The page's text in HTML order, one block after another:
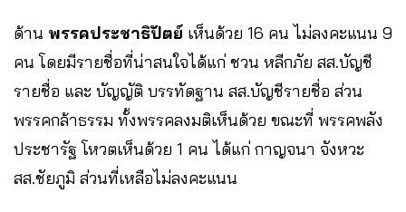
ด้าน พรรคประชาธิปัตย์ เห็นด้วย 16 คน ไม่ลงคะแนน 9
คน โดยมีรายชื่อที่น่าสนใจได้แก่ ชวน หลีกภัย สส.บัญชี
รายชื่อ และ บัญญัติ บรรทัดฐาน สส.บัญชีรายชื่อ ส่วน
พรรคกล้าธรรม ทั้งพรรคลงมติเห็นด้วย ขณะที่ พรรคพลัง
ประชารัฐ โหวตเห็นด้วย 1 คน ได้แก่ กาญจนา จังหวะ
สส.ชัยภูมิ ส่วนที่เหลือไม่ลงคะแนน